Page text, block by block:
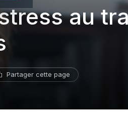
au
Partager cette page